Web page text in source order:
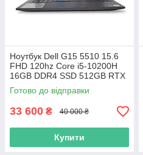
Ноутбук Dell G15 5510 15.6
FHD 120hz Core i5-10200H
16GB DDR4 SSD 512GB RTX
3050
Готово до відправки
33 600 ₴ 40 000 ₴
Купити